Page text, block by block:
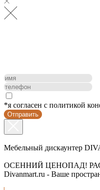
*я согласен с политикой
Отправить
Мебельный дискаунтер
ОСЕННИЙ ЦЕНОПАД!
Divanmart.ru - Ваше